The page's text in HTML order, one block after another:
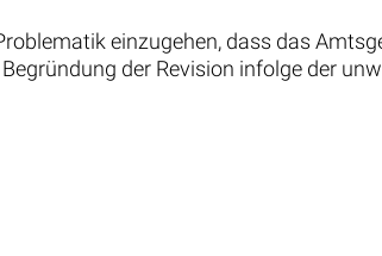
einzugehen, dass das
der Revision infolge der